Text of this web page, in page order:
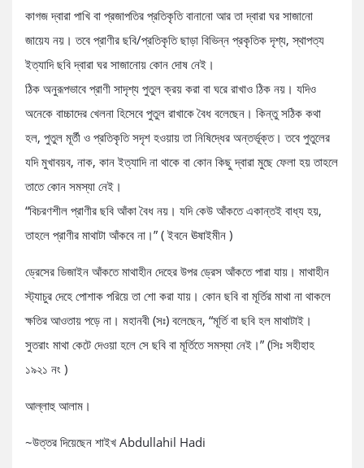
কাগজ দ্বারা পাখি বা প্রজাপতির প্রতিকৃতি বানানো আর তা দ্বারা ঘর সাজানো
জায়েয নয়। তবে প্রাণীর ছবি/প্রতিকৃতি ছাড়া বিভিন্ন প্রকৃতিক দৃশ্য, স্থাপত্য
ইত্যাদি ছবি দ্বারা ঘর সাজানোয় কোন দোষ নেই।
ঠিক অনুরূপভাবে প্রাণী সাদৃশ্য পুতুল ক্রয় করা বা ঘরে রাখাও ঠিক নয়। যদিও
অনেকে বাচ্চাদের খেলনা হিসেবে পুতুল রাখাকে বৈধ বলেছেন। কিন্তু সঠিক কথা
হল, পুতুল মূর্তী ও প্রতিকৃতি সদৃশ হওয়ায় তা নিষিদ্ধের অন্তর্ভূক্ত। তবে পুতুলের
যদি মুখাবয়ব, নাক, কান ইত্যাদি না থাকে বা কোন কিছু দ্বারা মুছে ফেলা হয় তাহলে
তাতে কোন সমস্যা নেই।
“বিচরণশীল প্রাণীর ছবি আঁকা বৈধ নয়। যদি কেউ আঁকতে একান্তই বাধ্য হয়,
তাহলে প্রাণীর মাথাটা আঁকবে না।” ( ইবনে ঊষাইমীন )
ড্রেসের ডিজাইন আঁকতে মাথাহীন দেহের উপর ড্রেস আঁকতে পারা যায়। মাথাহীন
স্ট্যাচুর দেহে পোশাক পরিয়ে তা শো করা যায়। কোন ছবি বা মূর্তির মাথা না থাকলে
ক্ষতির আওতায় পড়ে না। মহানবী (সঃ) বলেছেন, “মূর্তি বা ছবি হল মাথাটাই।
সুতরাং মাথা কেটে দেওয়া হলে সে ছবি বা মূর্তিতে সমস্যা নেই।” (সিঃ সহীহাহ
১৯২১ নং )
আল্লাহু আলাম।
~উত্তর দিয়েছেন শাইখ Abdullahil Hadi